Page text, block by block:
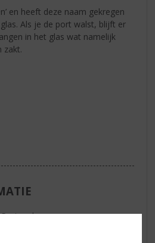
en heeft deze naam gekregen
Als je de port walst, blijft er
in het glas wat namelijk
zakt.
Portugal